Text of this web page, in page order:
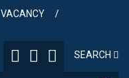
VACANCY
SEARCH